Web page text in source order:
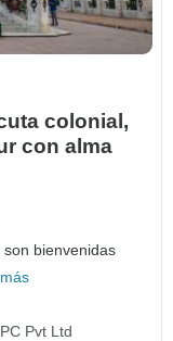
colonial,
con alma
son bienvenidas
Pvt Ltd